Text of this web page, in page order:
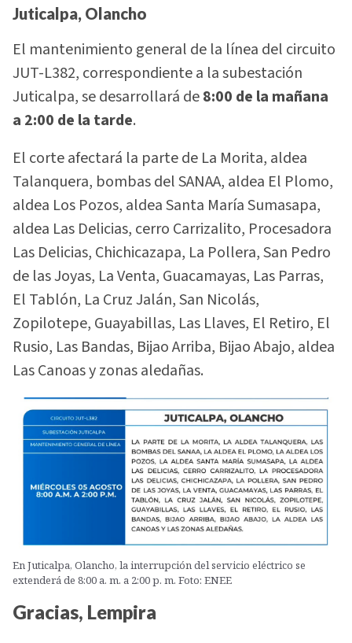
Juticalpa, Olancho
El mantenimiento general de la línea del circuito
JUT-L382, correspondiente a la subestación
Juticalpa, se desarrollará de8:00 de la mañana
a 2:00 de la tarde.
El corte afectará la parte de La Morita, aldea
Talanquera, bombas del SANAA, aldea El Plomo,
aldea Los Pozos, aldea Santa María Sumasapa,
aldea Las Delicias, cerro Carrizalito, Procesadora
Las Delicias, Chichicazapa, La Pollera, San Pedro
de las Joyas, La Venta, Guacamayas, Las Parras,
El Tablón, La Cruz Jalán, San Nicolás,
Zopilotepe, Guayabillas, Las Llaves, El Retiro, El
Rusio, Las Bandas, Bijao Arriba, Bijao Abajo, aldea
Las Canoas y zonas aledañas.
En Juticalpa, Olancho, la interrupción del servicio eléctrico se
extenderá de 8:00 a. m. a 2:00 p. m. Foto: ENEE
Gracias, Lempira